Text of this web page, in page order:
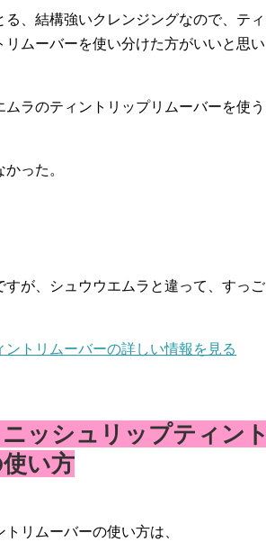
、結構強いクレンジングなので、ティ
ムーバーを使い分けた方がいいと思い
ラのティントリップリムーバーを使う
った。
が、シュウウエムラと違って、すっご
トリムーバーの詳しい情報を見る
ッシュリップティント
い方
リムーバーの使い方は、